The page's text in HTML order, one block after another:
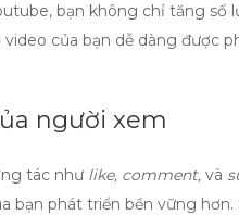
, bạn không chỉ tăng số
của bạn dễ dàng được
người xem
tác như like, comment, và
bạn phát triển bền vững hơn.